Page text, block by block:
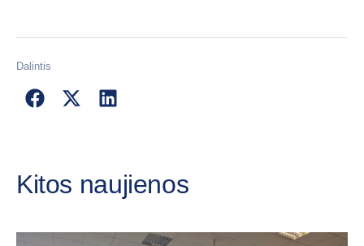
Dalintis
Kitos naujienos